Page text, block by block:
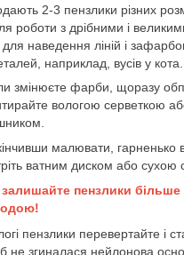
2-3 пензлики різних
роботи з дрібними і
наведення ліній і
наприклад, вусів у кота.
змінюєте фарби, щоразу
вологою серветкою
малювати, гарненько
ватним диском або сухою
пензлики більше
пензлики перевертайте і
не згиналася нейлонова